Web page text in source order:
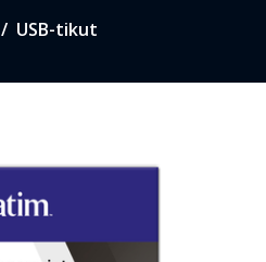
USB-tikut